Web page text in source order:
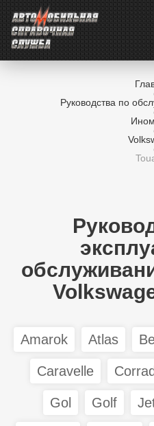
Руководства по
Amarok Atlas
Caravelle
Gol Golf